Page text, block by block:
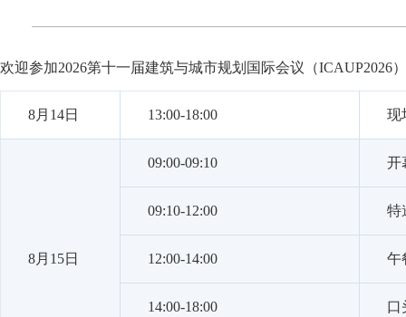
欢迎参加2026第十一届建筑与城市规划国际会议（ICAUP2026
8月14日 13:00-18:00 现
8月15日
09:00-09:10 开
09:10-12:00 特
12:00-14:00 午
14:00-18:00 口